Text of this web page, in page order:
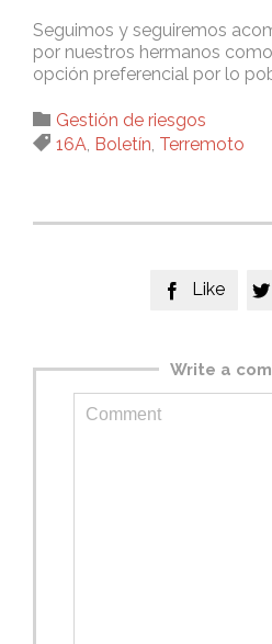
Seguimos y seguiremos
por nuestros hermanos
opción preferencial por lo
 Category
Gestión de riesgos
 Tags
16A, Boletín, Terremoto
 Like 
Write a